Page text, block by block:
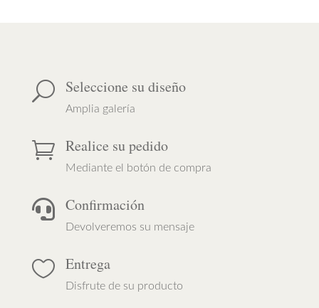
U Seleccione su diseño
Amplia galería
 Realice su pedido
Mediante el botón de compra
 Confirmación
Devolveremos su mensaje
 Entrega
Disfrute de su producto